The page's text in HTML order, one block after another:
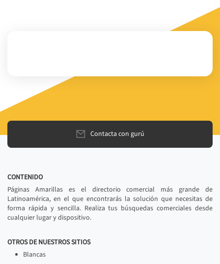
Contacta con gurú
CONTENIDO
Páginas Amarillas es el directorio comercial más grande de
Latinoamérica, en el que encontrarás la solución que necesitas de
forma rápida y sencilla. Realiza tus búsquedas comerciales desde
cualquier lugar y dispositivo.
OTROS DE NUESTROS SITIOS
Blancas